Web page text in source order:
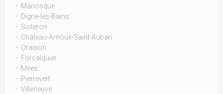
Manosque
Digne-les-Bains
Sisteron
Château-Arnoux-Saint-Auban
Oraison
Forcalquier
Mées
Pierrevert
Villeneuve